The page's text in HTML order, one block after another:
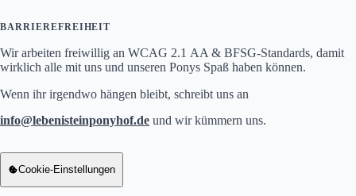
BARRIEREFREIHEIT
Wir arbeiten freiwillig an WCAG 2.1 AA & BFSG-Standards, damit
wirklich alle mit uns und unseren Ponys Spaß haben können.
Wenn ihr irgendwo hängen bleibt, schreibt uns an
info
lebenisteinponyhof.de
info at lebenisteinponyhof Punkt deund wir kümmern uns.
Cookie-Einstellungen